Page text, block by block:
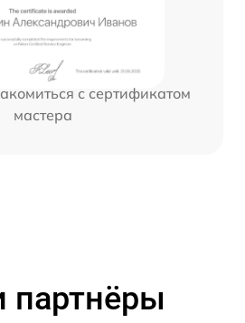
с сертификатом
мастера